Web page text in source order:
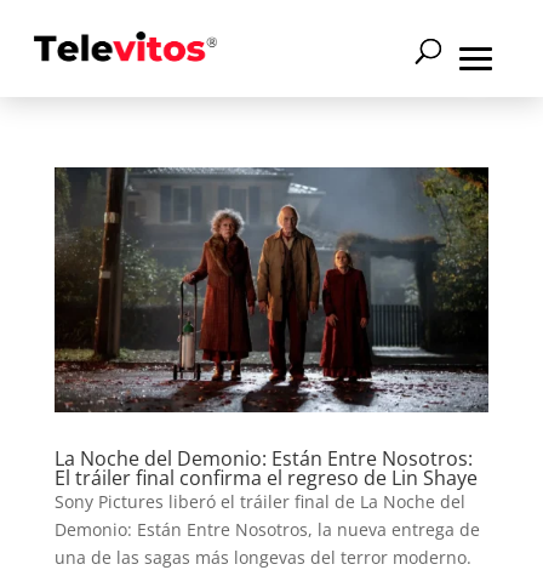
La Noche del Demonio: Están Entre Nosotros:
El tráiler final confirma el regreso de Lin Shaye
Sony Pictures liberó el tráiler final de La Noche del
Demonio: Están Entre Nosotros, la nueva entrega de
una de las sagas más longevas del terror moderno.